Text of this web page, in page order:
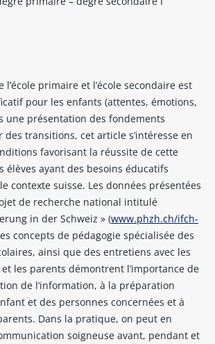
primaire et l’école secondaire est
pour les enfants (attentes, émotions,
une présentation des fondements
transitions, cet article s’intéresse en
favorisant la réussite de cette
élèves ayant des besoins éducatifs
contexte suisse. Les données présentées
de recherche national intitulé
in der Schweiz » (www.phzh.ch/ifch-
concepts de pédagogie spécialisée des
ainsi que des entretiens avec les
et les parents démontrent l’importance de
de l’information, à la préparation
et des personnes concernées et à
Dans la pratique, on peut en
soigneuse avant, pendant et